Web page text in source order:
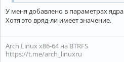
У меня добавлено в параметрах
Хотя это вряд-ли имеет значение.
Arch Linux x86-64 на BTRFS
https://t.me/arch_linuxru